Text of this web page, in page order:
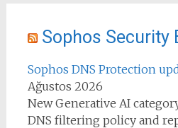
Sophos Security
Sophos DNS Protection
Ağustos 2026
New Generative AI
DNS filtering policy and